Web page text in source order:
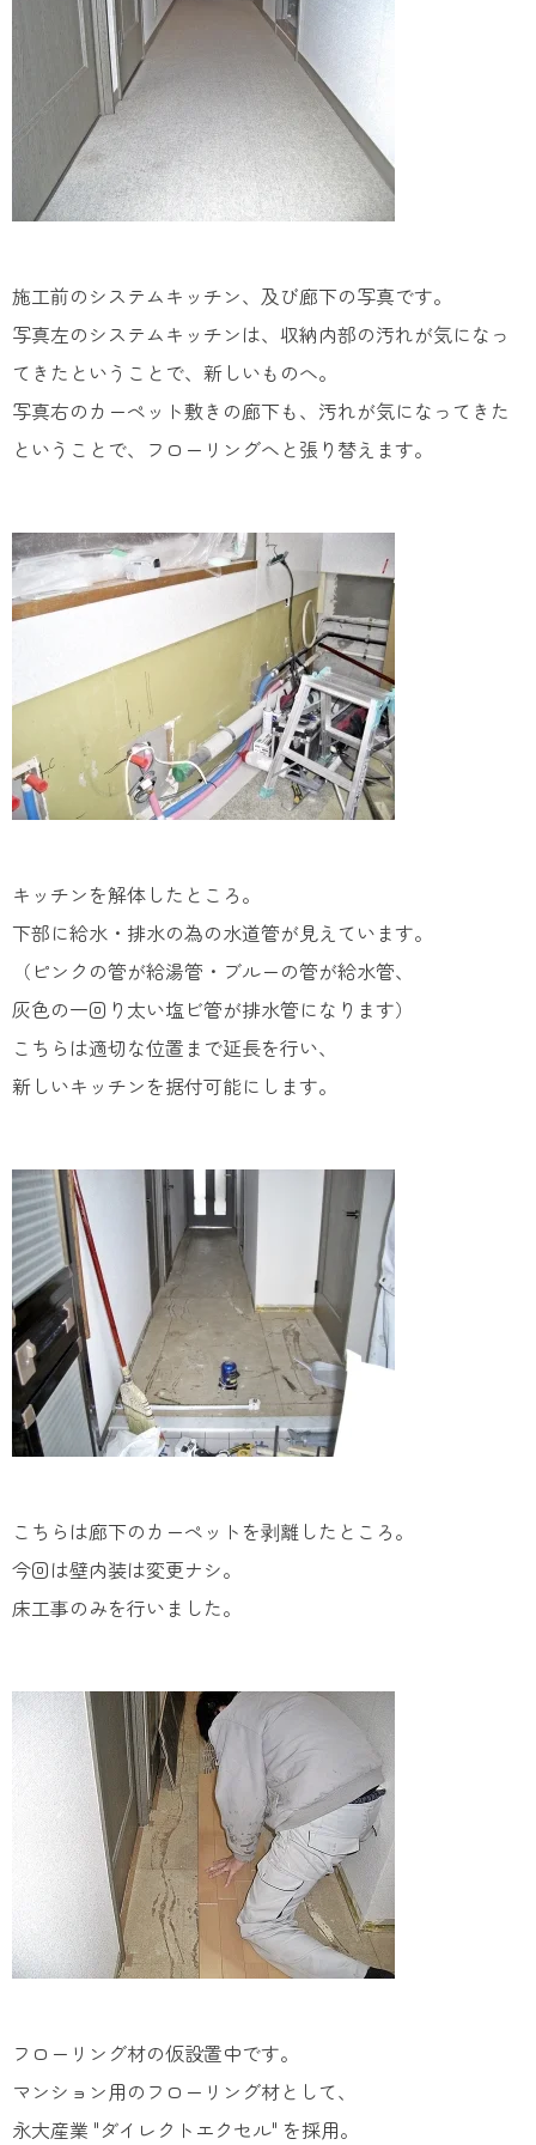
施工前のシステムキッチン、及び廊下の写真です。
写真左のシステムキッチンは、収納内部の汚れが気になっ
てきたということで、新しいものへ。
写真右のカーペット敷きの廊下も、汚れが気になってきた
ということで、フローリングへと張り替えます。
キッチンを解体したところ。
下部に給水・排水の為の水道管が見えています。
（ピンクの管が給湯管・ブルーの管が給水管、
灰色の一回り太い塩ビ管が排水管になります）
こちらは適切な位置まで延長を行い、
新しいキッチンを据付可能にします。
こちらは廊下のカーペットを剥離したところ。
今回は壁内装は変更ナシ。
床工事のみを行いました。
フローリング材の仮設置中です。
マンション用のフローリング材として、
永大産業 "ダイレクトエクセル" を採用。